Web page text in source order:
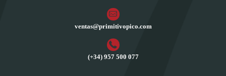
ventas@primitivopico.com
(+34) 957 500 077